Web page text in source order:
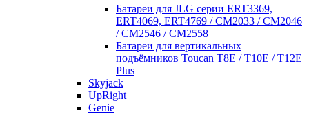
Батареи для JLG серии ERT3369,
ERT4069, ERT4769 / CM2033 / CM2046
/ CM2546 / CM2558
Батареи для вертикальных
подъёмников Toucan T8E / T10E / T12E
Plus
Skyjack
UpRight
Genie